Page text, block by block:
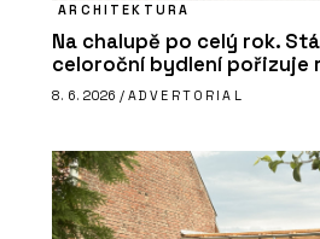
ARCHITEKTURA
Na chalupě po celý rok.
celoroční bydlení pořizuje
8. 6. 2026 / ADVERTORIAL